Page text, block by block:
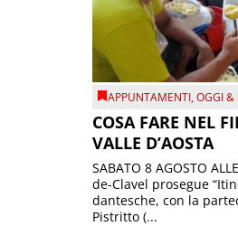
APPUNTAMENTI,OGGI
COSA FARE NEL
VALLE D’AOSTA
SABATO 8 AGOSTO
de-Clavel prosegue
dantesche, con la
Pistritto (...